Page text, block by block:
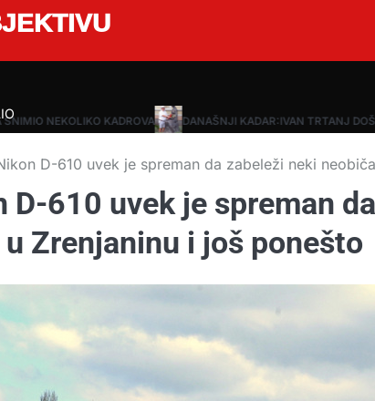
NEKOLIKO KADROVA DANAŠNJI KADAR:IVAN TRTANJ
D-610 uvek je spreman da zabeleži neki
610 uvek je spreman
Zrenjaninu i još ponešto